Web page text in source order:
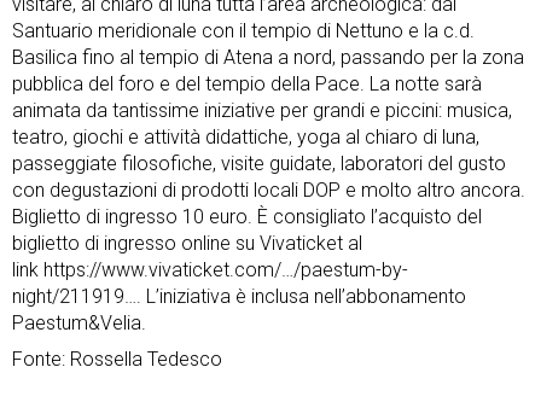
Santuario meridionale con il tempio di Nettuno e la c.d.
Basilica fino al tempio di Atena a nord, passando per la zona
pubblica del foro e del tempio della Pace. La notte sarà
animata da tantissime iniziative per grandi e piccini: musica,
teatro, giochi e attività didattiche, yoga al chiaro di luna,
passeggiate filosofiche, visite guidate, laboratori del gusto
con degustazioni di prodotti locali DOP e molto altro ancora.
Biglietto di ingresso 10 euro. È consigliato l’acquisto del
biglietto di ingresso online su Vivaticket al
link https://www.vivaticket.com/…/paestum-by-
night/211919…. L’iniziativa è inclusa nell’abbonamento
Paestum&Velia.
Fonte: Rossella Tedesco